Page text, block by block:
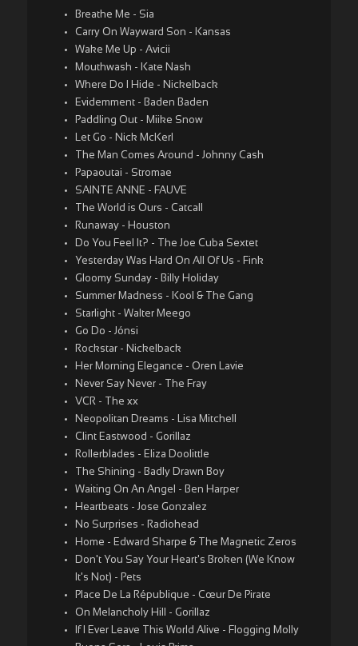
Breathe Me - Sia
Carry On Wayward Son - Kansas
Wake Me Up - Avicii
Mouthwash - Kate Nash
Where Do I Hide - Nickelback
Evidemment - Baden Baden
Paddling Out - Miike Snow
Let Go - Nick McKerl
The Man Comes Around - Johnny Cash
Papaoutai - Stromae
SAINTE ANNE - FAUVE
The World is Ours - Catcall
Runaway - Houston
Do You Feel It? - The Joe Cuba Sextet
Yesterday Was Hard On All Of Us - Fink
Gloomy Sunday - Billy Holiday
Summer Madness - Kool & The Gang
Starlight - Walter Meego
Go Do - Jónsi
Rockstar - Nickelback
Her Morning Elegance - Oren Lavie
Never Say Never - The Fray
VCR - The xx
Neopolitan Dreams - Lisa Mitchell
Clint Eastwood - Gorillaz
Rollerblades - Eliza Doolittle
The Shining - Badly Drawn Boy
Waiting On An Angel - Ben Harper
Heartbeats - Jose Gonzalez
No Surprises - Radiohead
Home - Edward Sharpe & The Magnetic Zeros
Don't You Say Your Heart's Broken (We Know
It's Not) - Pets
Place De La République - Cœur De Pirate
On Melancholy Hill - Gorillaz
If I Ever Leave This World Alive - Flogging Molly